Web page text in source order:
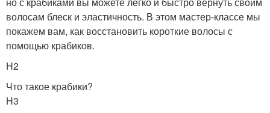
волосам блеск и эластичность. В этом мастер-классе мы
покажем вам, как восстановить короткие волосы с
помощью крабиков.
H2
Что такое крабики?
H3